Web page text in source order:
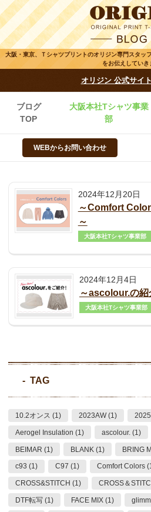
大阪・東京、Ｔシャツプリントのオリジン専門スタッ
をお伝えしていき
オリジン 公式サイ
ブログ
TOP
大阪本社Tシャツ事業
部
WEBからお問い合わせ
2024年12月20日
～Comfort
～
大阪本社Tシャツ事業部
2024年12月4日
～ascolour.の紹
大阪本社Tシャツ事業部
TAG
10.2オンス (1) 2023AW (1)
Aerogel Insulation (1) ascolour. (1)
BEIMAR (1) BLANK (1) BRING
c93 (1) C97 (1) Comfort Colors
CROSS&STITCH (1) CROSS＆
DTF転写 (1) FACE MIX (1)